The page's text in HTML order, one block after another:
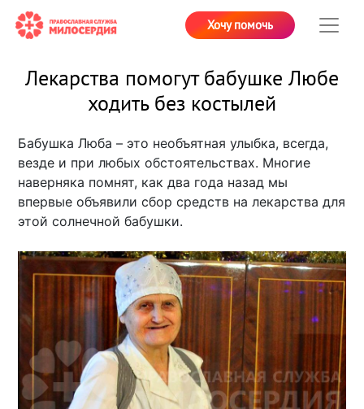
Хочу помочь
Лекарства помогут бабушке Любе
ходить без костылей
Бабушка Люба – это необъятная улыбка, всегда,
везде и при любых обстоятельствах. Многие
наверняка помнят, как два года назад мы
впервые объявили сбор средств на лекарства для
этой солнечной бабушки.